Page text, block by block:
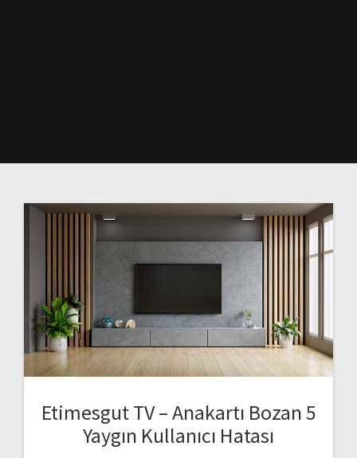
Etimesgut TV – Anakartı Bozan 5
Yaygın Kullanıcı Hatası